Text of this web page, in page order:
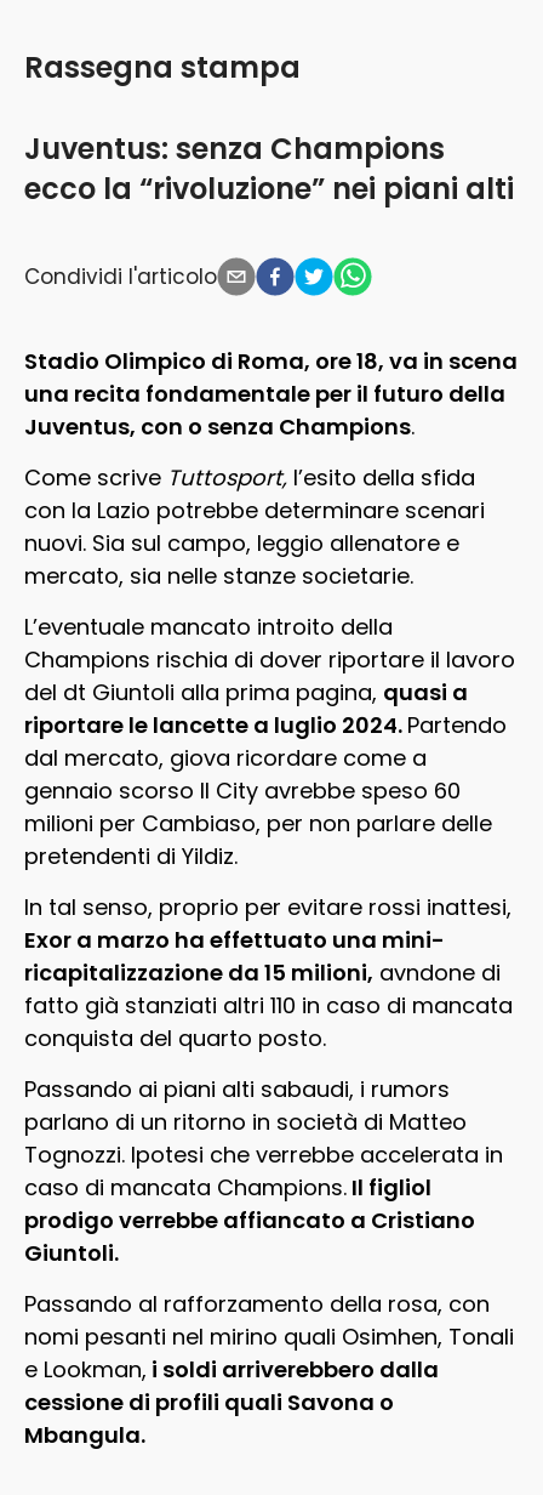
Juventus: senza Champions
ecco la “rivoluzione” nei piani alti
Rassegna stampa
Condividi l'articolo
Stadio Olimpico di Roma, ore 18, va in scena
una recita fondamentale per il futuro della
Juventus, con o senza Champions.
Come scrive Tuttosport, l’esito della sfida
con la Lazio potrebbe determinare scenari
nuovi. Sia sul campo, leggio allenatore e
mercato, sia nelle stanze societarie.
L’eventuale mancato introito della
Champions rischia di dover riportare il lavoro
del dt Giuntoli alla prima pagina, quasi a
riportare le lancette a luglio 2024. Partendo
dal mercato, giova ricordare come a
gennaio scorso Il City avrebbe speso 60
milioni per Cambiaso, per non parlare delle
pretendenti di Yildiz.
In tal senso, proprio per evitare rossi inattesi,
Exor a marzo ha effettuato una mini-
ricapitalizzazione da 15 milioni, avndone di
fatto già stanziati altri 110 in caso di mancata
conquista del quarto posto.
Passando ai piani alti sabaudi, i rumors
parlano di un ritorno in società di Matteo
Tognozzi. Ipotesi che verrebbe accelerata in
caso di mancata Champions. Il figliol
prodigo verrebbe affiancato a Cristiano
Giuntoli.
Passando al rafforzamento della rosa, con
nomi pesanti nel mirino quali Osimhen, Tonali
e Lookman, i soldi arriverebbero dalla
cessione di profili quali Savona o
Mbangula.